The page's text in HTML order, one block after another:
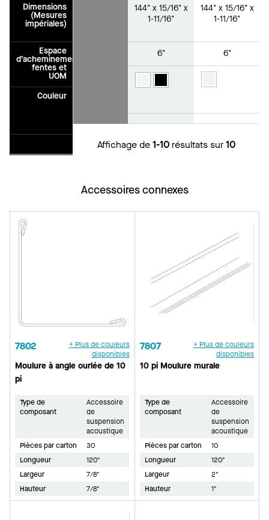
Dimensions
(Mesures
impériales)
Espace
d’acheminement/des
fentes et
UOM
Couleur
144" x 15/16" x
1-11/16"
6"
144" x 15/16" x
1-11/16"
6"
Affichage de1-10résultats sur10
Accessoires connexes
7802
+ Plus de couleurs
disponibles
Moulure à angle ourlée de 10
pi
Type de
composant
Accessoire
de
suspension
acoustique
Pièces par carton
30
Longueur
120"
Largeur
7/8"
Hauteur
7/8"
7807
+ Plus de couleurs
disponibles
10 pi Moulure murale
Type de
composant
Accessoire
de
suspension
acoustique
Pièces par carton
10
Longueur
120"
Largeur
2"
Hauteur
1"